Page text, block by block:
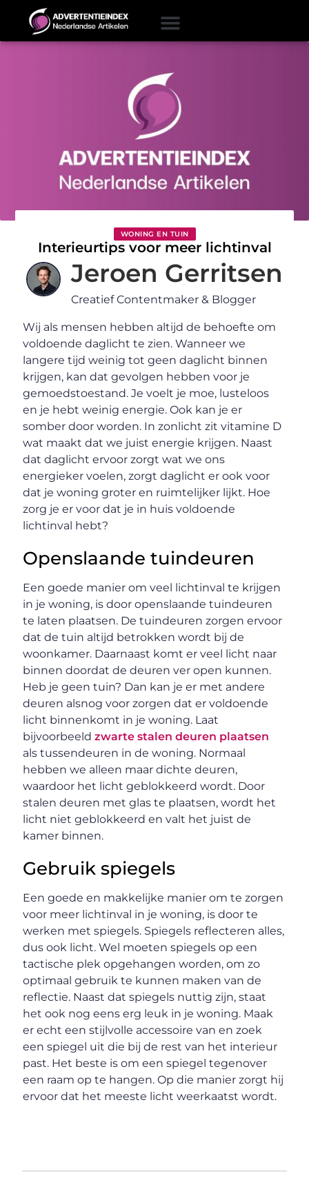
WONING EN TUIN
Interieurtips voor meer lichtinval
Jeroen Gerritsen
Creatief Contentmaker & Blogger
Wij als mensen hebben altijd de behoefte om
voldoende daglicht te zien. Wanneer we
langere tijd weinig tot geen daglicht binnen
krijgen, kan dat gevolgen hebben voor je
gemoedstoestand. Je voelt je moe, lusteloos
en je hebt weinig energie. Ook kan je er
somber door worden. In zonlicht zit vitamine D
wat maakt dat we juist energie krijgen. Naast
dat daglicht ervoor zorgt wat we ons
energieker voelen, zorgt daglicht er ook voor
dat je woning groter en ruimtelijker lijkt. Hoe
zorg je er voor dat je in huis voldoende
lichtinval hebt?
Openslaande tuindeuren
Een goede manier om veel lichtinval te krijgen
in je woning, is door openslaande tuindeuren
te laten plaatsen. De tuindeuren zorgen ervoor
dat de tuin altijd betrokken wordt bij de
woonkamer. Daarnaast komt er veel licht naar
binnen doordat de deuren ver open kunnen.
Heb je geen tuin? Dan kan je er met andere
deuren alsnog voor zorgen dat er voldoende
licht binnenkomt in je woning. Laat
bijvoorbeeldzwarte stalen deuren plaatsen
als tussendeuren in de woning. Normaal
hebben we alleen maar dichte deuren,
waardoor het licht geblokkeerd wordt. Door
stalen deuren met glas te plaatsen, wordt het
licht niet geblokkeerd en valt het juist de
kamer binnen.
Gebruik spiegels
Een goede en makkelijke manier om te zorgen
voor meer lichtinval in je woning, is door te
werken met spiegels. Spiegels reflecteren alles,
dus ook licht. Wel moeten spiegels op een
tactische plek opgehangen worden, om zo
optimaal gebruik te kunnen maken van de
reflectie. Naast dat spiegels nuttig zijn, staat
het ook nog eens erg leuk in je woning. Maak
er echt een stijlvolle accessoire van en zoek
een spiegel uit die bij de rest van het interieur
past. Het beste is om een spiegel tegenover
een raam op te hangen. Op die manier zorgt hij
ervoor dat het meeste licht weerkaatst wordt.